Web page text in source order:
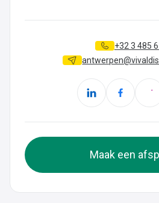
+32 3 485
Maak een